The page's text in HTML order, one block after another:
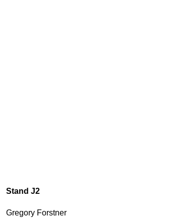
Stand J2
Gregory Forstner